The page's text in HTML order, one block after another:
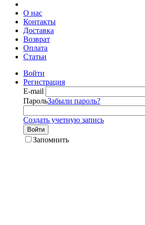
О нас
Контакты
Доставка
Возврат
Оплата
Статьи
Войти
Регистрация
E-mail
ПарольЗабыли пароль?
Создать учетную запись
Войти
Запомнить